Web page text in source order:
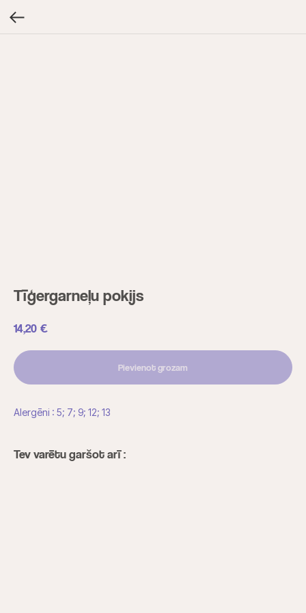
Tīģergarneļu pokijs
14,20 €
Pievienot grozam
Alergēni : 5; 7; 9; 12; 13
Tev varētu garšot arī :